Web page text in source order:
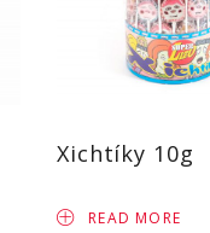
Xichtíky 10g
READ MORE